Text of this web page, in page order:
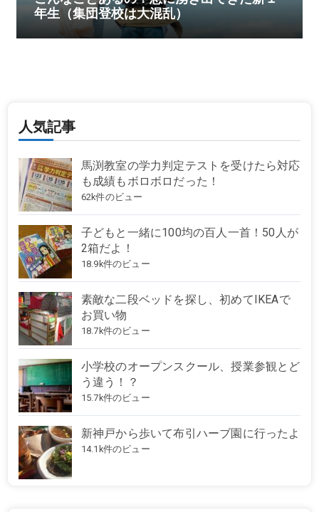
年生（集団登校は大混乱）
人気記事
馬渕教室の学力判定テストを受けたら対応
も成績もボロボロだった！
62k件のビュー
子どもと一緒に100均の百人一首！50人が
2箱だよ！
18.9k件のビュー
素敵な二段ベッドを探し、初めてIKEAで
お買い物
18.7k件のビュー
小学校のオープンスクール、授業参観とど
う違う！？
15.7k件のビュー
新神戸から歩いて布引ハーブ園に行ったよ
14.1k件のビュー